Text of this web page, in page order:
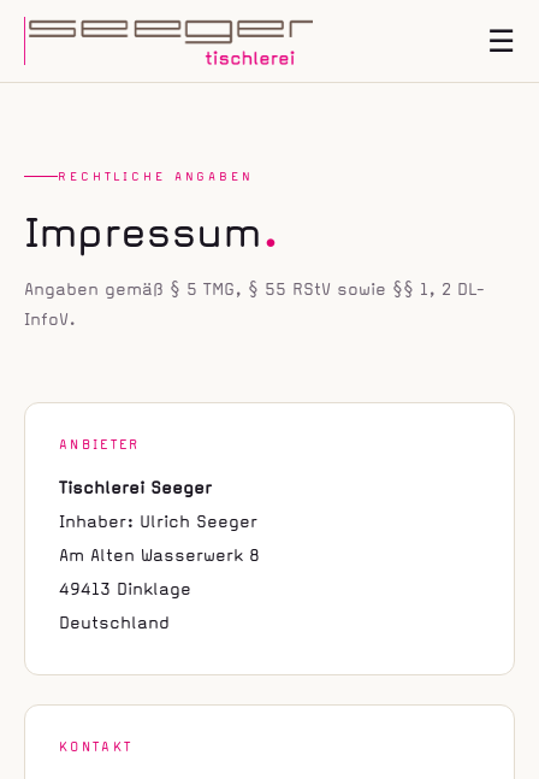
☰
RECHTLICHE ANGABEN
Impressum.
Angaben gemäß § 5 TMG, § 55 RStV sowie §§ 1, 2 DL-
InfoV.
ANBIETER
Tischlerei Seeger
Inhaber: Ulrich Seeger
Am Alten Wasserwerk 8
49413 Dinklage
Deutschland
KONTAKT